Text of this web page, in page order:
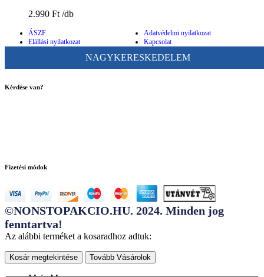
2.990 Ft
ÁSZF
Adatvédelmi nyilatkozat
Elállási nyilatkozat
Kapcsolat
NAGYKERESKEDELEM
Kérdése van?
Fizetési módok
©NONSTOPAKCIO.HU. 2024. Minden jog
fenntartva!
Az alábbi terméket a kosaradhoz adtuk:
Kosár megtekintése Tovább Vásárolok